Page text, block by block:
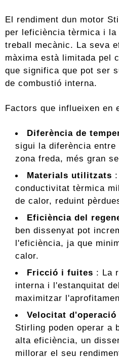
El rendiment dun motor
per leficiència tèrmica i
treball mecànic. La seva
màxima està limitada pel
que significa que pot ser
de combustió interna.
Factors que influeixen en
Diferència de
sigui la diferència
zona freda, més gran
Materials utilitzats
conductivitat tèrmica
de calor, reduint
Eficiència del
ben dissenyat pot
l'eficiència, ja que
calor.
Fricció i fuites : La
interna i l'estanquitat
maximitzar
Velocitat d'operació
Stirling poden operar a
alta eficiència, un
millorar el seu